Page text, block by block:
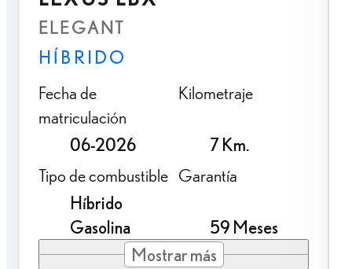
ELEGANT
HÍBRIDO
Fecha de
matriculación
06-2026
Kilometraje
7 Km.
Tipo de combustible
Híbrido
Gasolina
Garantía
59 Meses
Mostrar más